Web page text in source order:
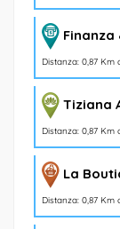
Finanza
Distanza: 0,87 Km
Tiziana
Distanza: 0,87 Km
La
Distanza: 0,87 Km